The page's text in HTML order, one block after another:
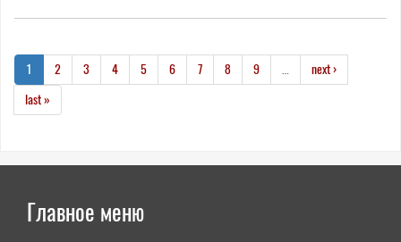
1 2 3 4 5 6 7 8 9
next ›
last »
Главное меню